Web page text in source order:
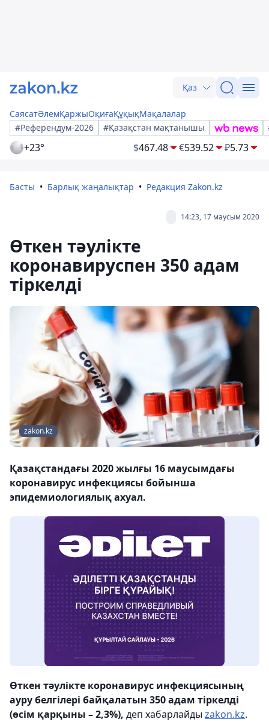
Қаз
СаясатӘлемҚаржыОқиғаҚұқықМақалалар
#Референдум-2026
#Қазақстан мақтанышы
+23° $467.48 €539.52 ₽5.73
Басты Барлық жаңалықтар Редакция Zakon.kz
14:23, 17 маусым 2020
Өткен тәулікте
коронавируспен 350 адам
тіркелді
zakon.kz
Қазақстандағы 2020 жылғы 16 маусымдағы
коронавирус инфекциясы бойынша
эпидемиологиялық ахуал.
Өткен тәулікте коронавирус инфекциясының
ауру белгілері байқалатын 350 адам тіркелді
(өсім қарқыны – 2,3%), деп хабарлайды zakon.kz.